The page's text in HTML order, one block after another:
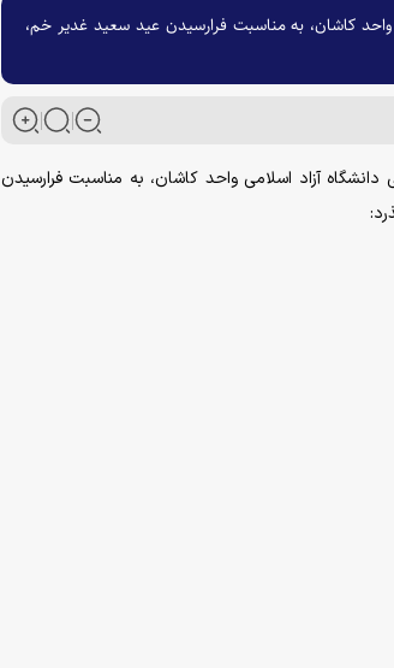
واحد کاشان، به مناسبت فرارسیدن عید سعید غدیر خم،
دانشگاه آزاد اسلامی واحد کاشان، به مناسبت فرارسیدن